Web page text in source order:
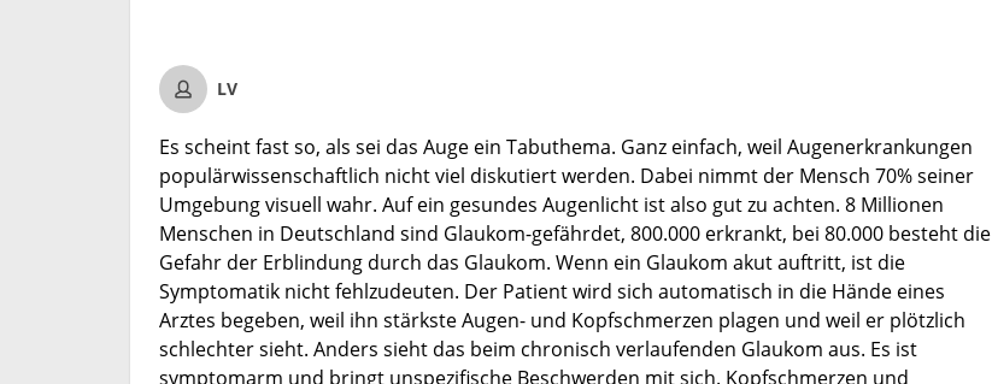
LV
Es scheint fast so, als sei das Auge ein Tabuthema. Ganz einfach, weil Augenerkrankungen
populärwissenschaftlich nicht viel diskutiert werden. Dabei nimmt der Mensch 70% seiner
Umgebung visuell wahr. Auf ein gesundes Augenlicht ist also gut zu achten. 8 Millionen
Menschen in Deutschland sind Glaukom-gefährdet, 800.000 erkrankt, bei 80.000 besteht die
Gefahr der Erblindung durch das Glaukom. Wenn ein Glaukom akut auftritt, ist die
Symptomatik nicht fehlzudeuten. Der Patient wird sich automatisch in die Hände eines
Arztes begeben, weil ihn stärkste Augen- und Kopfschmerzen plagen und weil er plötzlich
schlechter sieht. Anders sieht das beim chronisch verlaufenden Glaukom aus. Es ist
symptomarm und bringt unspezifische Beschwerden mit sich. Kopfschmerzen und